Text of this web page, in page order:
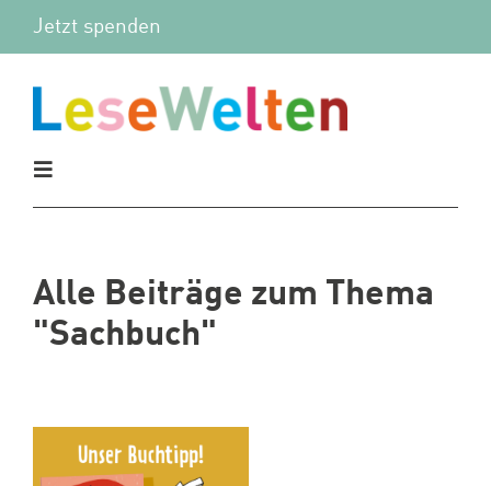
Zum
Jetzt spenden
Toggle
Vor Ort
Wir
Alle Beiträge zum Thema
"Sachbuch"